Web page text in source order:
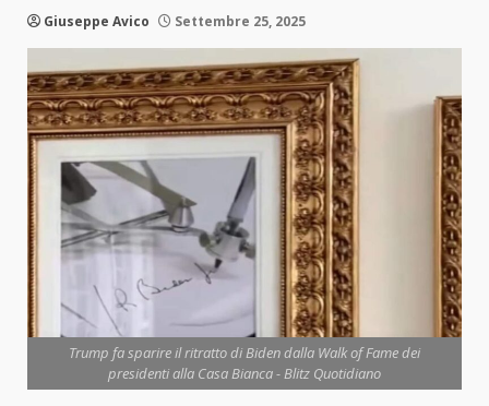
Giuseppe Avico Settembre 25, 2025
Trump fa sparire il ritratto di Biden dalla Walk of Fame dei
presidenti alla Casa Bianca - Blitz Quotidiano